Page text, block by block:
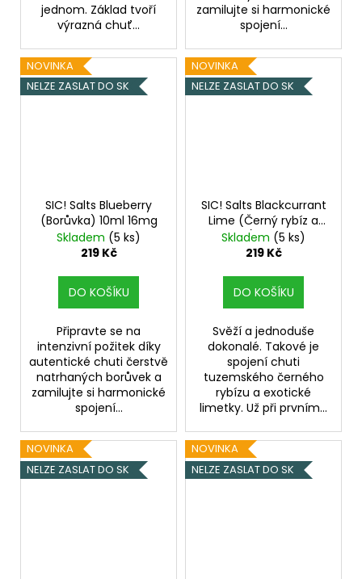
jednom. Základ tvoří
výrazná chuť...
zamilujte si harmonické
spojení...
NOVINKA
NELZE ZASLAT DO SK
SIC! Salts Blueberry
(Borůvka) 10ml 16mg
Skladem (5 ks)
219 Kč
DO KOŠÍKU
Připravte se na
intenzivní požitek díky
autentické chuti čerstvě
natrhaných borůvek a
zamilujte si harmonické
spojení...
NOVINKA
NELZE ZASLAT DO SK
SIC! Salts Blackcurrant
Lime (Černý rybíz a
limetka) 10ml 20mg
Skladem (5 ks)
219 Kč
DO KOŠÍKU
Svěží a jednoduše
dokonalé. Takové je
spojení chuti
tuzemského černého
rybízu a exotické
limetky. Už při prvním...
NOVINKA
NELZE ZASLAT DO SK
NOVINKA
NELZE ZASLAT DO SK